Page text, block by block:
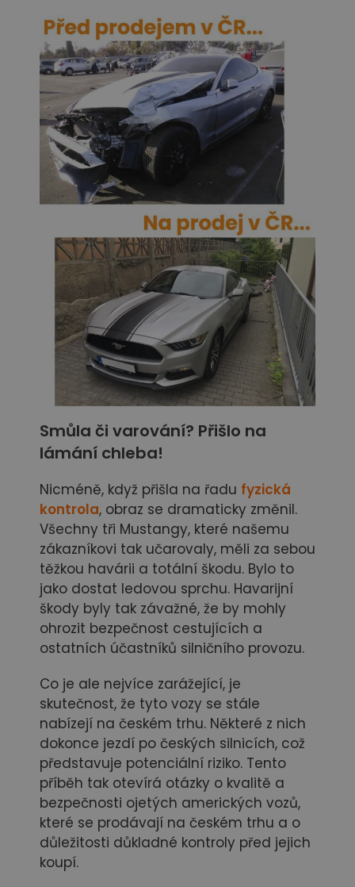
Smůla či varování? Přišlo na
lámání chleba!
Nicméně, když přišla na řadu fyzická
kontrola, obraz se dramaticky změnil.
Všechny tři Mustangy, které našemu
zákazníkovi tak učarovaly, měli za sebou
těžkou havárii a totální škodu. Bylo to
jako dostat ledovou sprchu. Havarijní
škody byly tak závažné, že by mohly
ohrozit bezpečnost cestujících a
ostatních účastníků silničního provozu.
Co je ale nejvíce zarážející, je
skutečnost, že tyto vozy se stále
nabízejí na českém trhu. Některé z nich
dokonce jezdí po českých silnicích, což
představuje potenciální riziko. Tento
příběh tak otevírá otázky o kvalitě a
bezpečnosti ojetých amerických vozů,
které se prodávají na českém trhu a o
důležitosti důkladné kontroly před jejich
koupí.